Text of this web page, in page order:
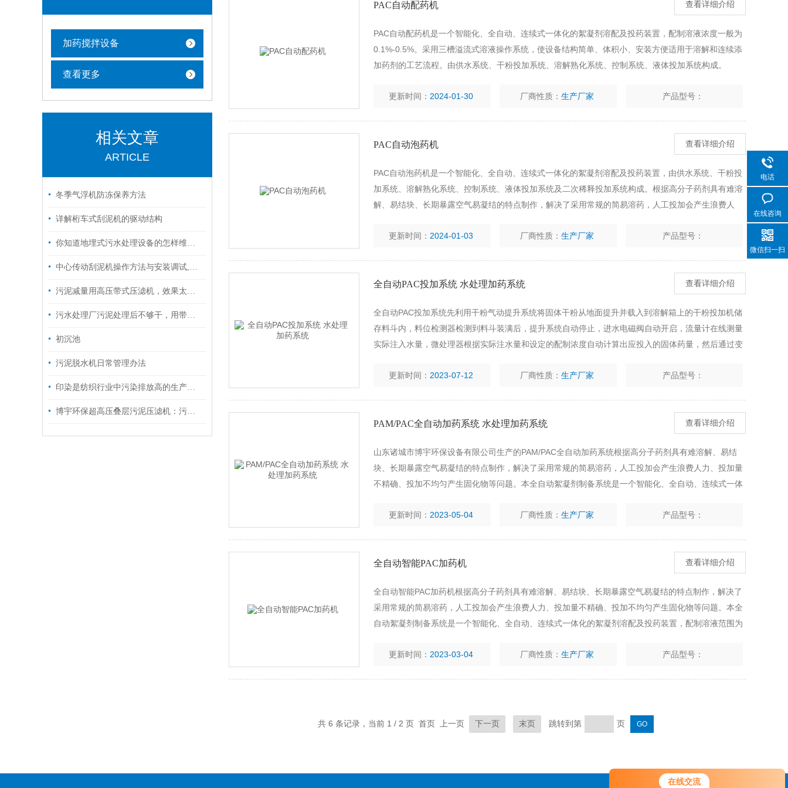
在线交流
您好！欢迎前来咨询，很高兴为您
加药搅拌设备
查看更多
相关文章
ARTICLE
冬季气浮机防冻保养方法
详解桁车式刮泥机的驱动结构
你知道地埋式污水处理设备的怎样维护保养吗？
中心传动刮泥机操作方法与安装调试,你知道吗？
污泥减量用高压带式压滤机，效果太赞了！
污水处理厂污泥处理后不够干，用带式污泥深度脱水机含水率降至60%以下
初沉池
污泥脱水机日常管理办法
印染是纺织行业中污染排放高的生产环节
博宇环保超高压叠层污泥压滤机：污泥深度脱水，实现减容减量新突破
PAC自动配药机 查看详细介绍
PAC自动配药机是一个智能化、全自动、连续式一体化的絮凝剂溶配及投药装置，配制溶液浓度一般为
0.1%-0.5%。采用三槽溢流式溶液操作系统，使设备结构简单、体积小、安装方便适用于溶解和连续添
加药剂的工艺流程。由供水系统、干粉投加系统、溶解熟化系统、控制系统、液体投加系统构成。
更新时间： 2024-01-30 厂商性质：生产厂家 产品型号：
PAC自动泡药机 查看详细介绍
PAC自动泡药机是一个智能化、全自动、连续式一体化的絮凝剂溶配及投药装置，由供水系统、干粉投
加系统、溶解熟化系统、控制系统、液体投加系统及二次稀释投加系统构成。根据高分子药剂具有难溶
解、易结块、长期暴露空气易凝结的特点制作，解决了采用常规的简易溶药，人工投加会产生浪费人
更新时间： 2024-01-03 厂商性质：生产厂家 产品型号：
全自动PAC投加系统 水处理加药系统 查看详细介绍
全自动PAC投加系统先利用干粉气动提升系统将固体干粉从地面提升并载入到溶解箱上的干粉投加机储
存料斗内，料位检测器检测到料斗装满后，提升系统自动停止，进水电磁阀自动开启，流量计在线测量
实际注入水量，微处理器根据实际注水量和设定的配制浓度自动计算出应投入的固体药量，然后通过变
更新时间： 2023-07-12 厂商性质：生产厂家 产品型号：
PAM/PAC全自动加药系统 水处理加药系统 查看详细介绍
山东诸城市博宇环保设备有限公司生产的PAM/PAC全自动加药系统根据高分子药剂具有难溶解、易结
块、长期暴露空气易凝结的特点制作，解决了采用常规的简易溶药，人工投加会产生浪费人力、投加量
不精确、投加不均匀产生固化物等问题。本全自动絮凝剂制备系统是一个智能化、全自动、连续式一体
更新时间： 2023-05-04 厂商性质：生产厂家 产品型号：
全自动智能PAC加药机 查看详细介绍
全自动智能PAC加药机根据高分子药剂具有难溶解、易结块、长期暴露空气易凝结的特点制作，解决了
采用常规的简易溶药，人工投加会产生浪费人力、投加量不精确、投加不均匀产生固化物等问题。本全
自动絮凝剂制备系统是一个智能化、全自动、连续式一体化的絮凝剂溶配及投药装置，配制溶液范围为
更新时间： 2023-03-04 厂商性质：生产厂家 产品型号：
共 6 条记录，当前 1 / 2 页 首页 上一页 下一页 末页 跳转到第 页
电话
在线咨询
微信扫一扫